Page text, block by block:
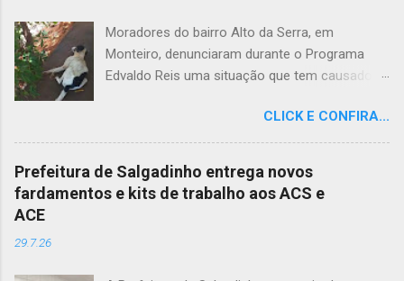
Moradores do bairro Alto da Serra, em
Monteiro, denunciaram durante o Programa
Edvaldo Reis uma situação que tem causado
e gatos estariam sendo envenenados na
comunidade, provocando mortes marcadas
por intenso sofrimento dos animais. De acordo
com uma moradora, os casos vêm se
CLICK E CONFIRA...
Prefeitura de Salgadinho entrega novos
fardamentos e kits de trabalho aos ACS e
ACE
29.7.26